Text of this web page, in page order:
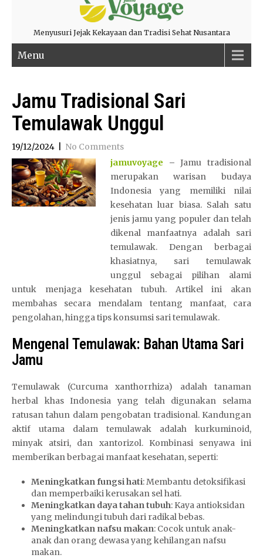
Menyusuri Jejak Kekayaan dan Tradisi Sehat Nusantara
Menu
Jamu Tradisional Sari
Temulawak Unggul
19/12/2024
No Comments
jamuvoyage –Jamu tradisional
merupakan warisan budaya
Indonesia yang memiliki nilai
kesehatan luar biasa. Salah satu
jenis jamu yang populer dan telah
dikenal manfaatnya adalah sari
temulawak. Dengan berbagai
khasiatnya, sari temulawak
unggul sebagai pilihan alami
untuk menjaga kesehatan tubuh. Artikel ini akan
membahas secara mendalam tentang manfaat, cara
pengolahan, hingga tips konsumsi sari temulawak.
Mengenal Temulawak: Bahan Utama Sari
Jamu
Temulawak (Curcuma xanthorrhiza) adalah tanaman
herbal khas Indonesia yang telah digunakan selama
ratusan tahun dalam pengobatan tradisional. Kandungan
aktif utama dalam temulawak adalah kurkuminoid,
minyak atsiri, dan xantorizol. Kombinasi senyawa ini
memberikan berbagai manfaat kesehatan, seperti:
Meningkatkan fungsi hati: Membantu detoksifikasi
dan memperbaiki kerusakan sel hati.
Meningkatkan daya tahan tubuh: Kaya antioksidan
yang melindungi tubuh dari radikal bebas.
Meningkatkan nafsu makan: Cocok untuk anak-
anak dan orang dewasa yang kehilangan nafsu
makan.